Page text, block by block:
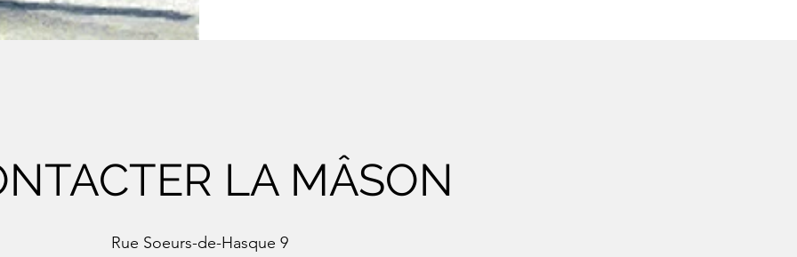
LA MÂSON
Rue Soeurs-de-Hasque 9